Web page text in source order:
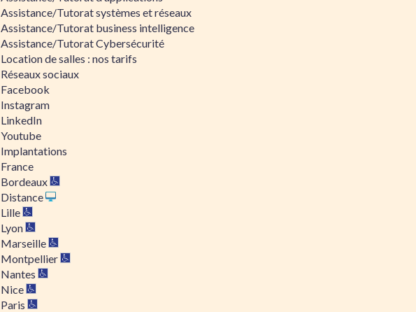
Assistance/Tutorat systèmes et réseaux
Assistance/Tutorat business intelligence
Assistance/Tutorat Cybersécurité
Location de salles : nos tarifs
Réseaux sociaux
Facebook
Instagram
LinkedIn
Youtube
Implantations
France
Bordeaux
Distance
Lille
Lyon
Marseille
Montpellier
Nantes
Nice
Paris